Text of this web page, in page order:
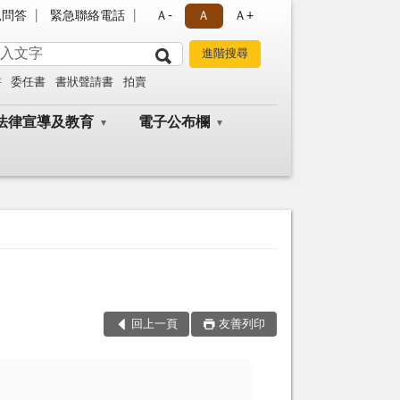
答 緊急聯絡電話 Ａ- Ａ Ａ+
委任書 書狀聲請書 拍賣
律宣導及教育 電子公布欄
回上一頁 友善列印